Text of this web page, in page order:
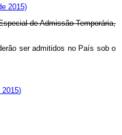
2015)
de Admissão Temporária,
ser admitidos no País sob o
2015)